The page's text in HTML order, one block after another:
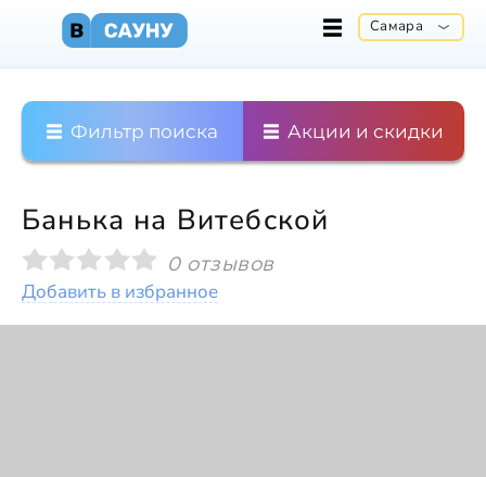
Самара
Фильтр поиска Акции и скидки
Банька на Витебской
0 отзывов
Добавить в избранное